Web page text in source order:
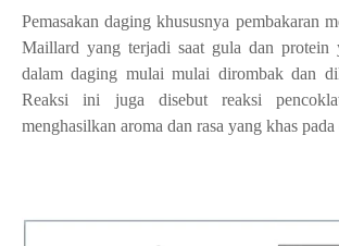
Pemasakan daging khususnya pembakaran
Maillard yang terjadi saat gula dan protein
dalam daging mulai mulai dirombak dan
Reaksi ini juga disebut reaksi
menghasilkan aroma dan rasa yang khas